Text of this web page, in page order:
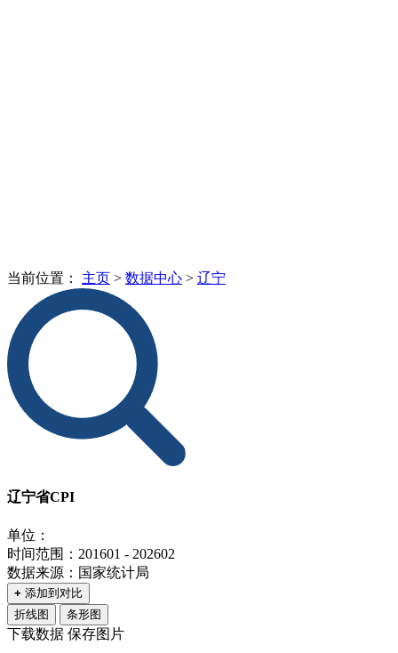
当前位置： 主页 > 数据中心 > 辽宁
辽宁省CPI
单位：
时间范围：201601 - 202602
数据来源：国家统计局
+ 添加到对比
折线图
条形图
下载数据 保存图片